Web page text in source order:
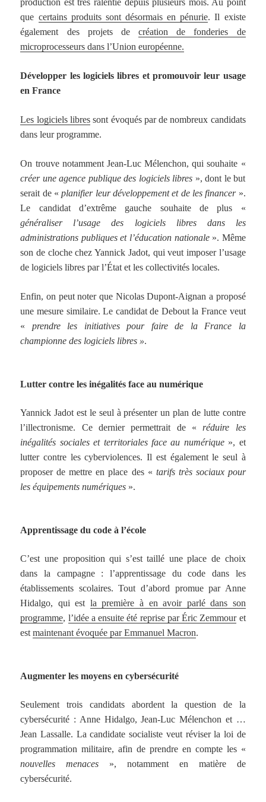
production est très ralentie depuis plusieurs mois. Au point
que certains produits sont désormais en pénurie. Il existe
également des projets decréation de fonderies de
microprocesseurs dans l’Union européenne.
Développer les logiciels libres et promouvoir leur usage
en France
Les logiciels libressont évoqués par de nombreux candidats
dans leur programme.
On trouve notamment Jean-Luc Mélenchon, qui souhaite «
créer une agence publique des logiciels libres », dont le but
serait de «planifier leur développement et de les financer».
Le candidat d’extrême gauche souhaite de plus «
généraliser l’usage des logiciels libres dans les
administrations publiques et l’éducation nationale». Même
son de cloche chez Yannick Jadot, qui veut imposer l’usage
de logiciels libres par l’État et les collectivités locales.
Enfin, on peut noter que Nicolas Dupont-Aignan a proposé
une mesure similaire. Le candidat de Debout la France veut
« prendre les initiatives pour faire de la France la
championne des logiciels libres ».
Lutter contre les inégalités face au numérique
Yannick Jadot est le seul à présenter un plan de lutte contre
l’illectronisme. Ce dernier permettrait de « réduire les
inégalités sociales et territoriales face au numérique », et
lutter contre les cyberviolences. Il est également le seul à
proposer de mettre en place des « tarifs très sociaux pour
les équipements numériques ».
Apprentissage du code à l’école
C’est une proposition qui s’est taillé une place de choix
dans la campagne : l’apprentissage du code dans les
établissements scolaires. Tout d’abord promue par Anne
Hidalgo, qui est la première à en avoir parlé dans son
programme, l’idée a ensuite été reprise par Éric Zemmouret
estmaintenant évoquée par Emmanuel Macron.
Augmenter les moyens en cybersécurité
Seulement trois candidats abordent la question de la
cybersécurité : Anne Hidalgo, Jean-Luc Mélenchon et …
Jean Lassalle. La candidate socialiste veut réviser la loi de
programmation militaire, afin de prendre en compte les «
nouvelles menaces », notamment en matière de
cybersécurité.